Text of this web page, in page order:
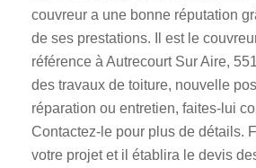
couvreur a une bonne réputation
de ses prestations. Il est le
référence à Autrecourt Sur Aire,
des travaux de toiture, nouvelle
réparation ou entretien, faites-lui
Contactez-le pour plus de détails.
votre projet et il établira le devis